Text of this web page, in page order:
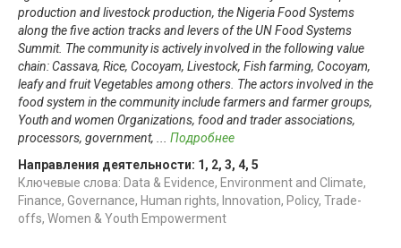
production and livestock production, the Nigeria Food Systems
along the five action tracks and levers of the UN Food Systems
Summit. The community is actively involved in the following value
chain: Cassava, Rice, Cocoyam, Livestock, Fish farming, Cocoyam,
leafy and fruit Vegetables among others. The actors involved in the
food system in the community include farmers and farmer groups,
Youth and women Organizations, food and trader associations,
processors, government,
Подробнее
Направления деятельности: 1 , 2, 3, 4, 5
Ключевые слова: Data & Evidence, Environment and Climate,
Finance, Governance, Human rights, Innovation, Policy, Trade-
offs, Women & Youth Empowerment